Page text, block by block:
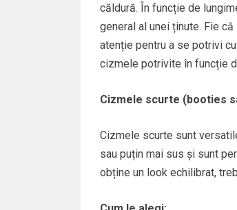
căldură. În funcție de
general al unei ținute. Fie
atenție pentru a se potrivi
cizmele potrivite în funcție
Cizmele scurte (booties
Cizmele scurte sunt
sau puțin mai sus și sunt
obține un look echilibrat,